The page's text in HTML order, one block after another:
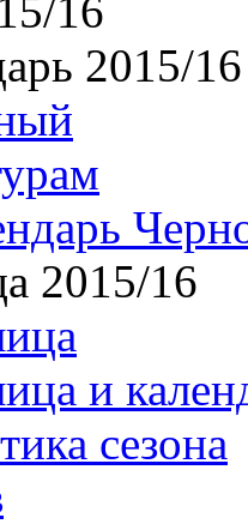
16
2015/16
2015/16
и
сезона